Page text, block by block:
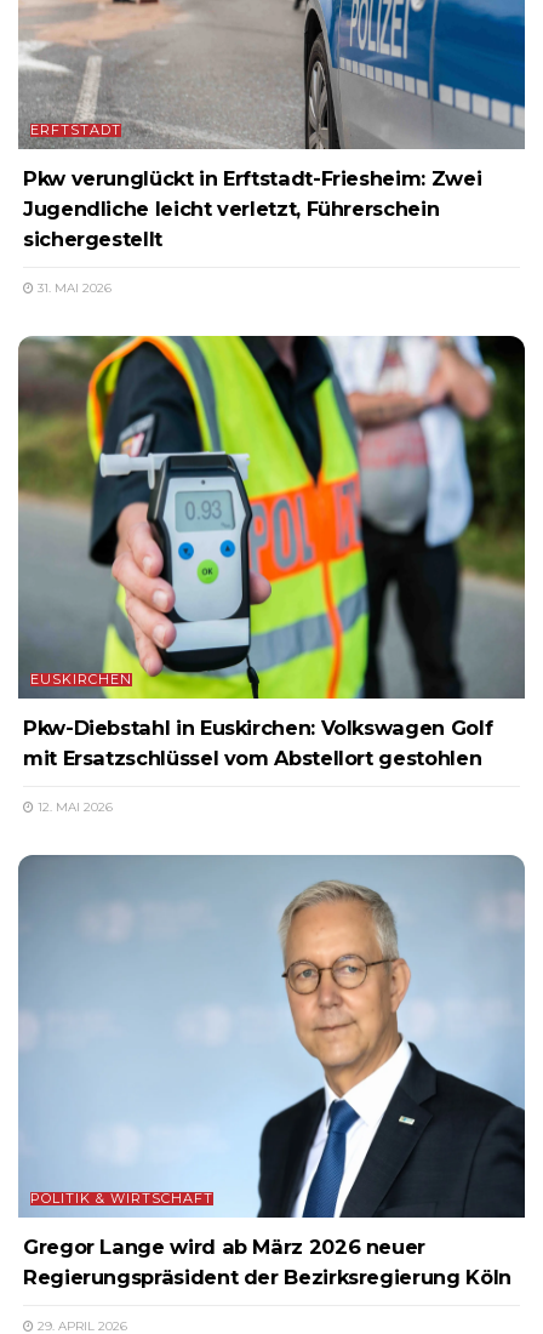
ERFTSTADT
Pkw verunglückt in Erftstadt-Friesheim: Zwei
Jugendliche leicht verletzt, Führerschein
sichergestellt
31. MAI 2026
EUSKIRCHEN
Pkw-Diebstahl in Euskirchen: Volkswagen Golf
mit Ersatzschlüssel vom Abstellort gestohlen
12. MAI 2026
POLITIK & WIRTSCHAFT
Gregor Lange wird ab März 2026 neuer
Regierungspräsident der Bezirksregierung Köln
29. APRIL 2026